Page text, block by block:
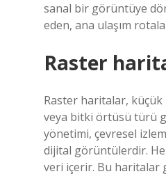
sanal bir görüntüye
eden, ana ulaşım
Raster
Raster haritalar,
veya bitki örtüsü türü
yönetimi, çevresel
dijital görüntülerdir.
veri içerir. Bu haritalar